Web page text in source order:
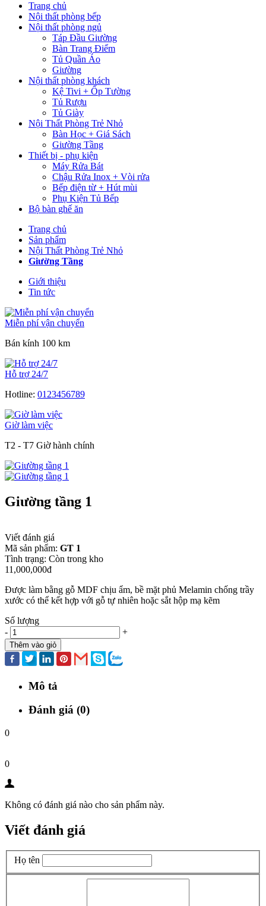
Trang chủ
Nội thất phòng bếp
Nội thất phòng ngủ
Táp Đầu Giường
Bàn Trang Điểm
Tủ Quần Áo
Giường
Nội thất phòng khách
Kệ Tivi + Ốp Tường
Tủ Rượu
Tủ Giày
Nội Thất Phòng Trẻ Nhỏ
Bàn Học + Giá Sách
Giường Tầng
Thiết bị - phụ kiện
Máy Rửa Bát
Chậu Rửa Inox + Vòi rửa
Bếp điện từ + Hút mùi
Phụ Kiện Tủ Bếp
Bộ bàn ghế ăn
Trang chủ
Sản phẩm
Nội Thất Phòng Trẻ Nhỏ
Giường Tầng
Giới thiệu
Tin tức
Miễn phí vận chuyển
Bán kính 100 km
Hỗ trợ 24/7
Hotline: 0123456789
Giờ làm việc
T2 - T7 Giờ hành chính
Giường tầng 1
Viết đánh giá
Mã sản phẩm: GT 1
Tình trạng: Còn trong kho
11,000,000đ
Được làm bằng gỗ MDF chịu ẩm, bề mặt phủ Melamin chống trầy
xước có thể kết hợp với gỗ tự nhiên hoặc sắt hộp mạ kẽm
Số lượng
-
+
Thêm vào giỏ
Mô tả
Đánh giá (0)
0
0
Không có đánh giá nào cho sản phẩm này.
Viết đánh giá
Họ tên